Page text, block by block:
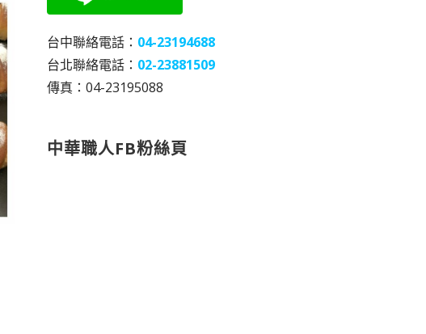
台中聯絡電話： 04-23194688
台北聯絡電話： 02-23881509
傳真：04-23195088
中華職人FB粉絲頁